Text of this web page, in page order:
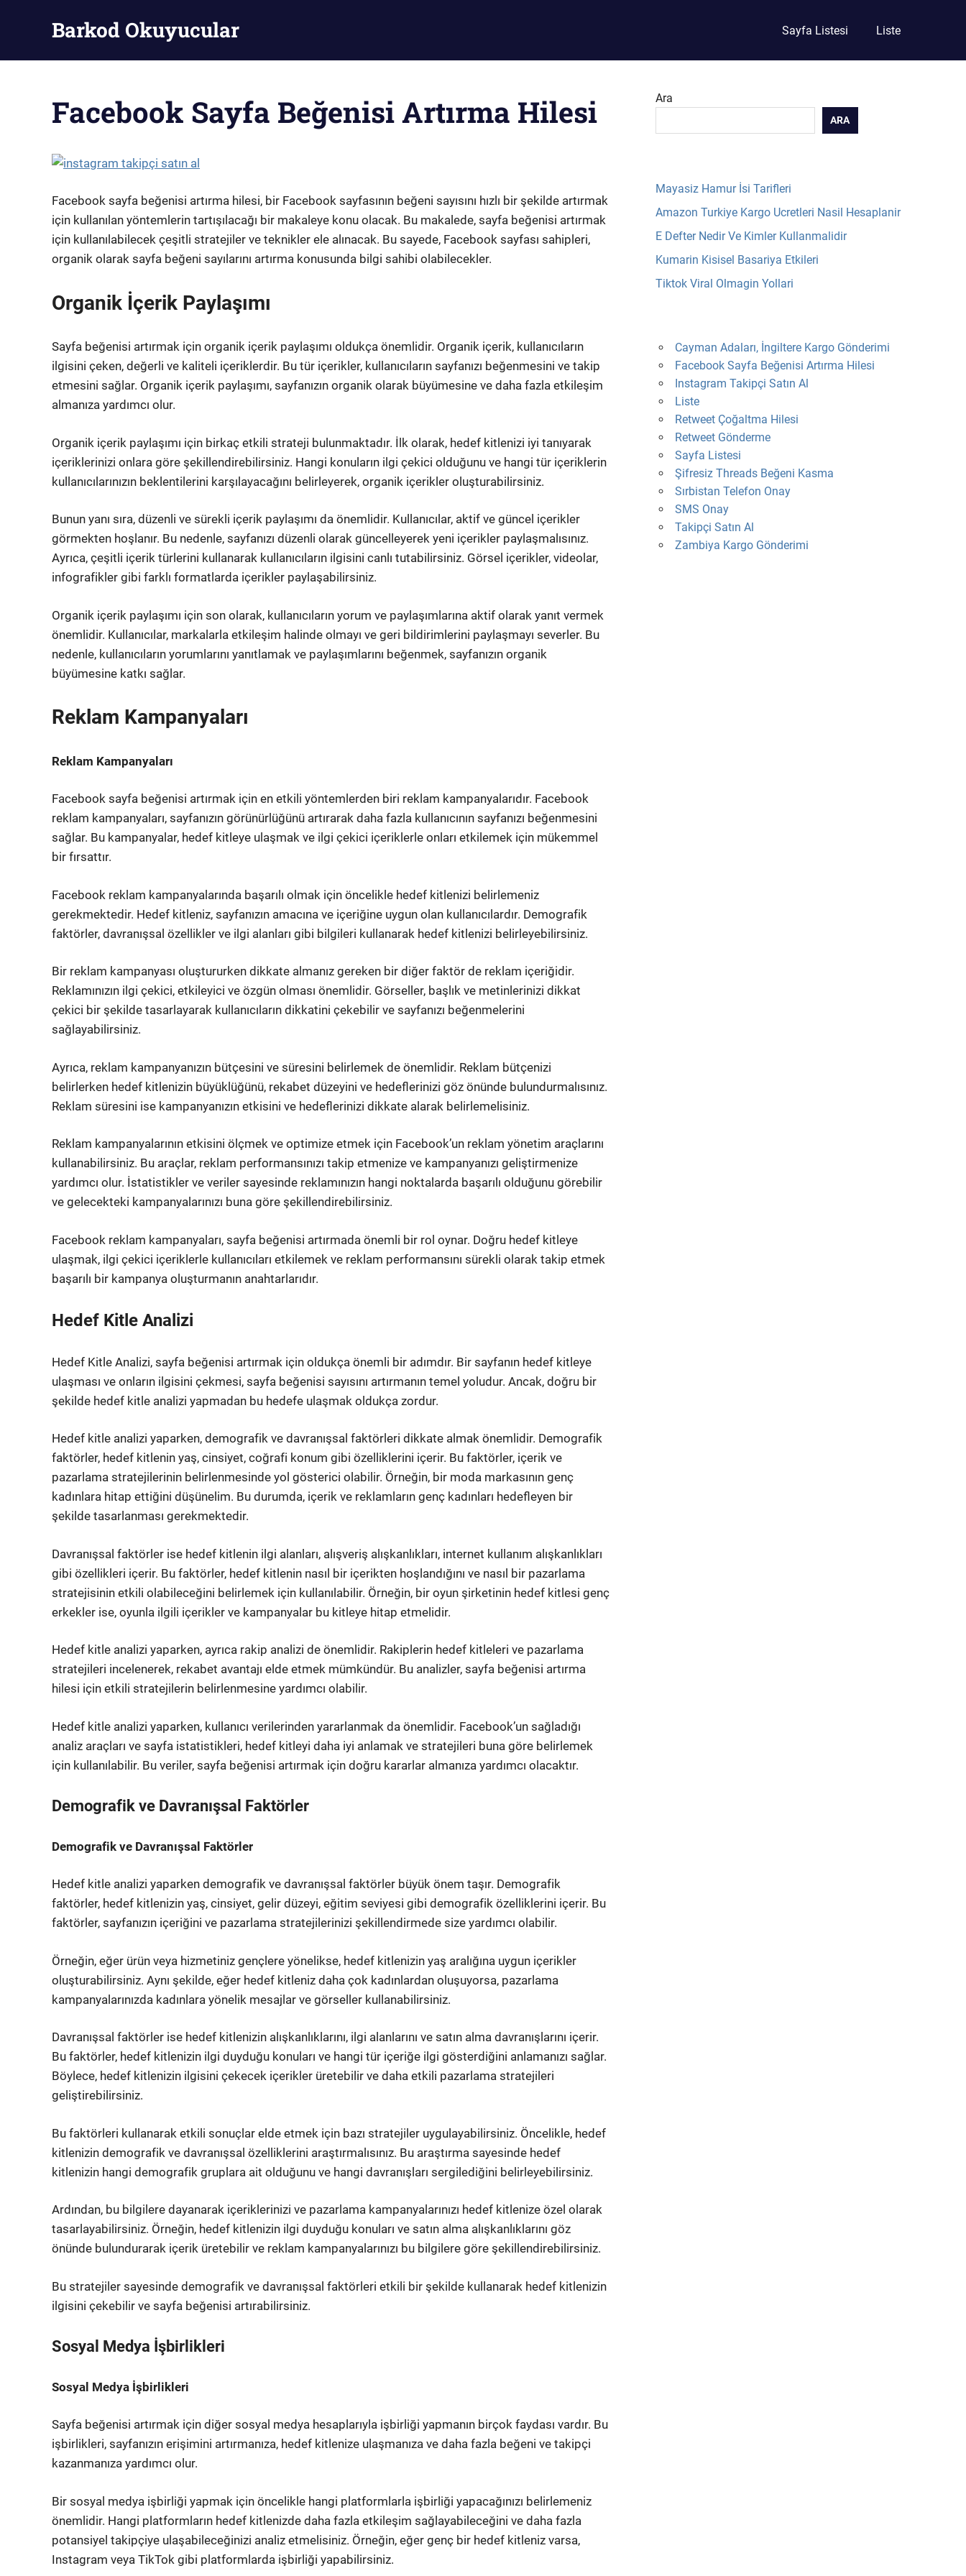
Barkod Okuyucular Sayfa Listesi Liste
Facebook Sayfa Beğenisi Artırma Hilesi
Facebook sayfa beğenisi artırma hilesi, bir Facebook sayfasının beğeni sayısını hızlı bir şekilde artırmak
için kullanılan yöntemlerin tartışılacağı bir makaleye konu olacak. Bu makalede, sayfa beğenisi artırmak
için kullanılabilecek çeşitli stratejiler ve teknikler ele alınacak. Bu sayede, Facebook sayfası sahipleri,
organik olarak sayfa beğeni sayılarını artırma konusunda bilgi sahibi olabilecekler.
Organik İçerik Paylaşımı
Sayfa beğenisi artırmak için organik içerik paylaşımı oldukça önemlidir. Organik içerik, kullanıcıların
ilgisini çeken, değerli ve kaliteli içeriklerdir. Bu tür içerikler, kullanıcıların sayfanızı beğenmesini ve takip
etmesini sağlar. Organik içerik paylaşımı, sayfanızın organik olarak büyümesine ve daha fazla etkileşim
almanıza yardımcı olur.
Organik içerik paylaşımı için birkaç etkili strateji bulunmaktadır. İlk olarak, hedef kitlenizi iyi tanıyarak
içeriklerinizi onlara göre şekillendirebilirsiniz. Hangi konuların ilgi çekici olduğunu ve hangi tür içeriklerin
kullanıcılarınızın beklentilerini karşılayacağını belirleyerek, organik içerikler oluşturabilirsiniz.
Bunun yanı sıra, düzenli ve sürekli içerik paylaşımı da önemlidir. Kullanıcılar, aktif ve güncel içerikler
görmekten hoşlanır. Bu nedenle, sayfanızı düzenli olarak güncelleyerek yeni içerikler paylaşmalısınız.
Ayrıca, çeşitli içerik türlerini kullanarak kullanıcıların ilgisini canlı tutabilirsiniz. Görsel içerikler, videolar,
infografikler gibi farklı formatlarda içerikler paylaşabilirsiniz.
Organik içerik paylaşımı için son olarak, kullanıcıların yorum ve paylaşımlarına aktif olarak yanıt vermek
önemlidir. Kullanıcılar, markalarla etkileşim halinde olmayı ve geri bildirimlerini paylaşmayı severler. Bu
nedenle, kullanıcıların yorumlarını yanıtlamak ve paylaşımlarını beğenmek, sayfanızın organik
büyümesine katkı sağlar.
Reklam Kampanyaları
Reklam Kampanyaları
Facebook sayfa beğenisi artırmak için en etkili yöntemlerden biri reklam kampanyalarıdır. Facebook
reklam kampanyaları, sayfanızın görünürlüğünü artırarak daha fazla kullanıcının sayfanızı beğenmesini
sağlar. Bu kampanyalar, hedef kitleye ulaşmak ve ilgi çekici içeriklerle onları etkilemek için mükemmel
bir fırsattır.
Facebook reklam kampanyalarında başarılı olmak için öncelikle hedef kitlenizi belirlemeniz
gerekmektedir. Hedef kitleniz, sayfanızın amacına ve içeriğine uygun olan kullanıcılardır. Demografik
faktörler, davranışsal özellikler ve ilgi alanları gibi bilgileri kullanarak hedef kitlenizi belirleyebilirsiniz.
Bir reklam kampanyası oluştururken dikkate almanız gereken bir diğer faktör de reklam içeriğidir.
Reklamınızın ilgi çekici, etkileyici ve özgün olması önemlidir. Görseller, başlık ve metinlerinizi dikkat
çekici bir şekilde tasarlayarak kullanıcıların dikkatini çekebilir ve sayfanızı beğenmelerini
sağlayabilirsiniz.
Ayrıca, reklam kampanyanızın bütçesini ve süresini belirlemek de önemlidir. Reklam bütçenizi
belirlerken hedef kitlenizin büyüklüğünü, rekabet düzeyini ve hedeflerinizi göz önünde bulundurmalısınız.
Reklam süresini ise kampanyanızın etkisini ve hedeflerinizi dikkate alarak belirlemelisiniz.
Reklam kampanyalarının etkisini ölçmek ve optimize etmek için Facebook’un reklam yönetim araçlarını
kullanabilirsiniz. Bu araçlar, reklam performansınızı takip etmenize ve kampanyanızı geliştirmenize
yardımcı olur. İstatistikler ve veriler sayesinde reklamınızın hangi noktalarda başarılı olduğunu görebilir
ve gelecekteki kampanyalarınızı buna göre şekillendirebilirsiniz.
Facebook reklam kampanyaları, sayfa beğenisi artırmada önemli bir rol oynar. Doğru hedef kitleye
ulaşmak, ilgi çekici içeriklerle kullanıcıları etkilemek ve reklam performansını sürekli olarak takip etmek
başarılı bir kampanya oluşturmanın anahtarlarıdır.
Hedef Kitle Analizi
Hedef Kitle Analizi, sayfa beğenisi artırmak için oldukça önemli bir adımdır. Bir sayfanın hedef kitleye
ulaşması ve onların ilgisini çekmesi, sayfa beğenisi sayısını artırmanın temel yoludur. Ancak, doğru bir
şekilde hedef kitle analizi yapmadan bu hedefe ulaşmak oldukça zordur.
Hedef kitle analizi yaparken, demografik ve davranışsal faktörleri dikkate almak önemlidir. Demografik
faktörler, hedef kitlenin yaş, cinsiyet, coğrafi konum gibi özelliklerini içerir. Bu faktörler, içerik ve
pazarlama stratejilerinin belirlenmesinde yol gösterici olabilir. Örneğin, bir moda markasının genç
kadınlara hitap ettiğini düşünelim. Bu durumda, içerik ve reklamların genç kadınları hedefleyen bir
şekilde tasarlanması gerekmektedir.
Davranışsal faktörler ise hedef kitlenin ilgi alanları, alışveriş alışkanlıkları, internet kullanım alışkanlıkları
gibi özellikleri içerir. Bu faktörler, hedef kitlenin nasıl bir içerikten hoşlandığını ve nasıl bir pazarlama
stratejisinin etkili olabileceğini belirlemek için kullanılabilir. Örneğin, bir oyun şirketinin hedef kitlesi genç
erkekler ise, oyunla ilgili içerikler ve kampanyalar bu kitleye hitap etmelidir.
Hedef kitle analizi yaparken, ayrıca rakip analizi de önemlidir. Rakiplerin hedef kitleleri ve pazarlama
stratejileri incelenerek, rekabet avantajı elde etmek mümkündür. Bu analizler, sayfa beğenisi artırma
hilesi için etkili stratejilerin belirlenmesine yardımcı olabilir.
Hedef kitle analizi yaparken, kullanıcı verilerinden yararlanmak da önemlidir. Facebook’un sağladığı
analiz araçları ve sayfa istatistikleri, hedef kitleyi daha iyi anlamak ve stratejileri buna göre belirlemek
için kullanılabilir. Bu veriler, sayfa beğenisi artırmak için doğru kararlar almanıza yardımcı olacaktır.
Demografik ve Davranışsal Faktörler
Demografik ve Davranışsal Faktörler
Hedef kitle analizi yaparken demografik ve davranışsal faktörler büyük önem taşır. Demografik
faktörler, hedef kitlenizin yaş, cinsiyet, gelir düzeyi, eğitim seviyesi gibi demografik özelliklerini içerir. Bu
faktörler, sayfanızın içeriğini ve pazarlama stratejilerinizi şekillendirmede size yardımcı olabilir.
Örneğin, eğer ürün veya hizmetiniz gençlere yönelikse, hedef kitlenizin yaş aralığına uygun içerikler
oluşturabilirsiniz. Aynı şekilde, eğer hedef kitleniz daha çok kadınlardan oluşuyorsa, pazarlama
kampanyalarınızda kadınlara yönelik mesajlar ve görseller kullanabilirsiniz.
Davranışsal faktörler ise hedef kitlenizin alışkanlıklarını, ilgi alanlarını ve satın alma davranışlarını içerir.
Bu faktörler, hedef kitlenizin ilgi duyduğu konuları ve hangi tür içeriğe ilgi gösterdiğini anlamanızı sağlar.
Böylece, hedef kitlenizin ilgisini çekecek içerikler üretebilir ve daha etkili pazarlama stratejileri
geliştirebilirsiniz.
Bu faktörleri kullanarak etkili sonuçlar elde etmek için bazı stratejiler uygulayabilirsiniz. Öncelikle, hedef
kitlenizin demografik ve davranışsal özelliklerini araştırmalısınız. Bu araştırma sayesinde hedef
kitlenizin hangi demografik gruplara ait olduğunu ve hangi davranışları sergilediğini belirleyebilirsiniz.
Ardından, bu bilgilere dayanarak içeriklerinizi ve pazarlama kampanyalarınızı hedef kitlenize özel olarak
tasarlayabilirsiniz. Örneğin, hedef kitlenizin ilgi duyduğu konuları ve satın alma alışkanlıklarını göz
önünde bulundurarak içerik üretebilir ve reklam kampanyalarınızı bu bilgilere göre şekillendirebilirsiniz.
Bu stratejiler sayesinde demografik ve davranışsal faktörleri etkili bir şekilde kullanarak hedef kitlenizin
ilgisini çekebilir ve sayfa beğenisi artırabilirsiniz.
Sosyal Medya İşbirlikleri
Sosyal Medya İşbirlikleri
Sayfa beğenisi artırmak için diğer sosyal medya hesaplarıyla işbirliği yapmanın birçok faydası vardır. Bu
işbirlikleri, sayfanızın erişimini artırmanıza, hedef kitlenize ulaşmanıza ve daha fazla beğeni ve takipçi
kazanmanıza yardımcı olur.
Bir sosyal medya işbirliği yapmak için öncelikle hangi platformlarla işbirliği yapacağınızı belirlemeniz
önemlidir. Hangi platformların hedef kitlenizde daha fazla etkileşim sağlayabileceğini ve daha fazla
potansiyel takipçiye ulaşabileceğinizi analiz etmelisiniz. Örneğin, eğer genç bir hedef kitleniz varsa,
Instagram veya TikTok gibi platformlarda işbirliği yapabilirsiniz.
Ara
ARA
Mayasiz Hamur İsi Tarifleri
Amazon Turkiye Kargo Ucretleri Nasil Hesaplanir
E Defter Nedir Ve Kimler Kullanmalidir
Kumarin Kisisel Basariya Etkileri
Tiktok Viral Olmagin Yollari
Cayman Adaları, İngiltere Kargo Gönderimi
Facebook Sayfa Beğenisi Artırma Hilesi
Instagram Takipçi Satın Al
Liste
Retweet Çoğaltma Hilesi
Retweet Gönderme
Sayfa Listesi
Şifresiz Threads Beğeni Kasma
Sırbistan Telefon Onay
SMS Onay
Takipçi Satın Al
Zambiya Kargo Gönderimi